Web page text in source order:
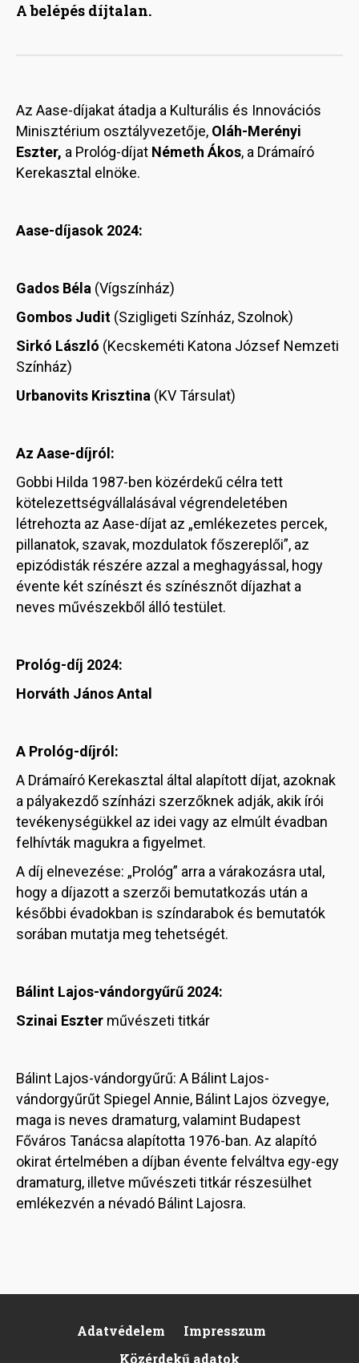
A belépés díjtalan.
Az Aase-díjakat átadja a Kulturális és Innovációs
Minisztérium osztályvezetője, Oláh-Merényi
Eszter, a Prológ-díjat Németh Ákos, a Drámaíró
Kerekasztal elnöke.
Aase-díjasok 2024:
Gados Béla (Vígszínház)
Gombos Judit (Szigligeti Színház, Szolnok)
Sirkó László (Kecskeméti Katona József Nemzeti
Színház)
Urbanovits Krisztina (KV Társulat)
Az Aase-díjról:
Gobbi Hilda 1987-ben közérdekű célra tett
kötelezettségvállalásával végrendeletében
létrehozta az Aase-díjat az „emlékezetes percek,
pillanatok, szavak, mozdulatok főszereplői”, az
epizódisták részére azzal a meghagyással, hogy
évente két színészt és színésznőt díjazhat a
neves művészekből álló testület.
Prológ-díj 2024:
Horváth János Antal
A Prológ-díjról:
A Drámaíró Kerekasztal által alapított díjat, azoknak
a pályakezdő színházi szerzőknek adják, akik írói
tevékenységükkel az idei vagy az elmúlt évadban
felhívták magukra a figyelmet.
A díj elnevezése: „Prológ” arra a várakozásra utal,
hogy a díjazott a szerzői bemutatkozás után a
későbbi évadokban is színdarabok és bemutatók
sorában mutatja meg tehetségét.
Bálint Lajos-vándorgyűrű 2024:
Szinai Eszter művészeti titkár
Bálint Lajos-vándorgyűrű: A Bálint Lajos-
vándorgyűrűt Spiegel Annie, Bálint Lajos özvegye,
maga is neves dramaturg, valamint Budapest
Főváros Tanácsa alapította 1976-ban. Az alapító
okirat értelmében a díjban évente felváltva egy-egy
dramaturg, illetve művészeti titkár részesülhet
emlékezvén a névadó Bálint Lajosra.
Footer
Adatvédelem
Impresszum
Közérdekű adatok